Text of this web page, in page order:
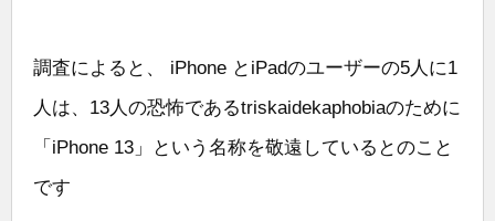
調査によると、 iPhone とiPadのユーザーの5人に1
人は、13人の恐怖であるtriskaidekaphobiaのために
「iPhone 13」という名称を敬遠しているとのこと
です